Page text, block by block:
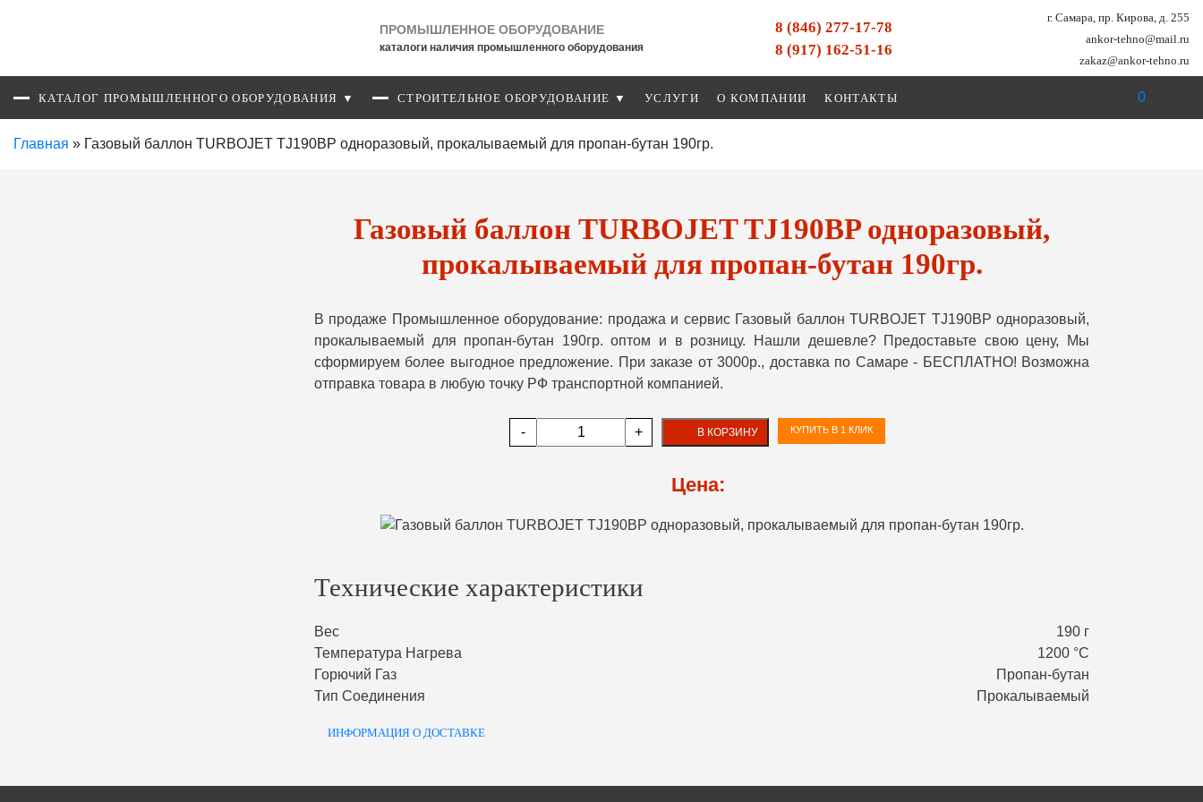
ПРОМЫШЛЕННОЕ ОБОРУДОВАНИЕ
каталоги наличия промышленного оборудования
8 (846) 277-17-78
8 (917) 162-51-16
г. Самара, пр. Кирова, д. 255
ankor-tehno@mail.ru
zakaz@ankor-tehno.ru
КАТАЛОГ ПРОМЫШЛЕННОГО ОБОРУДОВАНИЯ ▼ СТРОИТЕЛЬНОЕ ОБОРУДОВАНИЕ ▼ УСЛУГИ О КОМПАНИИ КОНТАКТЫ 0
Главная » Газовый баллон TURBOJET TJ190BP одноразовый, прокалываемый для пропан-бутан 190гр.
Газовый баллон TURBOJET TJ190BP одноразовый,
прокалываемый для пропан-бутан 190гр.
В продаже Промышленное оборудование: продажа и сервис Газовый баллон TURBOJET TJ190BP одноразовый,
прокалываемый для пропан-бутан 190гр. оптом и в розницу. Нашли дешевле? Предоставьте свою цену, Мы
сформируем более выгодное предложение. При заказе от 3000р., доставка по Самаре - БЕСПЛАТНО! Возможна
отправка товара в любую точку РФ транспортной компанией.
- + В КОРЗИНУ КУПИТЬ В 1 КЛИК
Цена:
Технические характеристики
Вес
190 г
Температура Нагрева
1200 °С
Горючий Газ
Пропан-бутан
Тип Соединения
Прокалываемый
ИНФОРМАЦИЯ О ДОСТАВКЕ